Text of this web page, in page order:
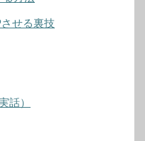
せる裏技
話）